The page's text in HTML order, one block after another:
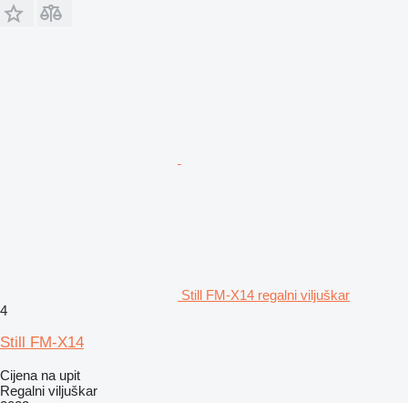
Still FM-X14 regalni viljuškar
4
Still FM-X14
Cijena na upit
Regalni viljuškar